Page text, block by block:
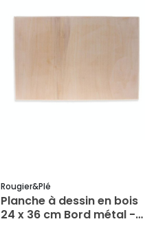
Rougier&plé
Planche à dessin en bois
24 x 36 cm Bord métal -